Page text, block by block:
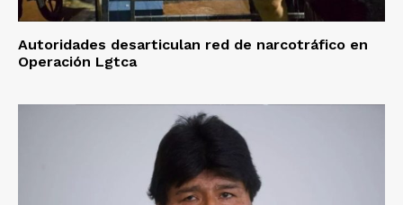
Autoridades desarticulan red de narcotráfico en
Operación Lgtca